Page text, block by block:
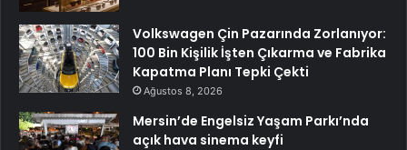
Volkswagen Çin Pazarında Zorlanıyor:
100 Bin Kişilik İşten Çıkarma ve Fabrika
Kapatma Planı Tepki Çekti
Ağustos 8, 2026
Mersin’de Engelsiz Yaşam Parkı’nda
açık hava sinema keyfi